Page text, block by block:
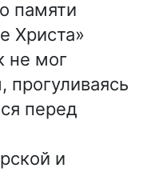
памяти
Христа»
не мог
перед
и